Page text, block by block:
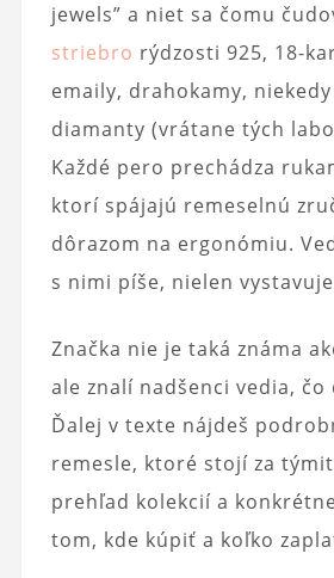
jewels” a niet sa čomu
striebro rýdzosti 925, 18-
emaily, drahokamy,
diamanty (vrátane tých
Každé pero prechádza
ktorí spájajú remeselnú
dôrazom na ergonómiu.
s nimi píše, nielen
Značka nie je taká známa
ale znalí nadšenci vedia, čo
Ďalej v texte nájdeš
remesle, ktoré stojí za
prehľad kolekcií a
tom, kde kúpiť a koľko